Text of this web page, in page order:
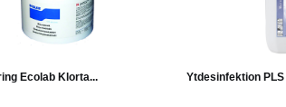
Ecolab Klorta...
Läs mer
Ytdesinfektion